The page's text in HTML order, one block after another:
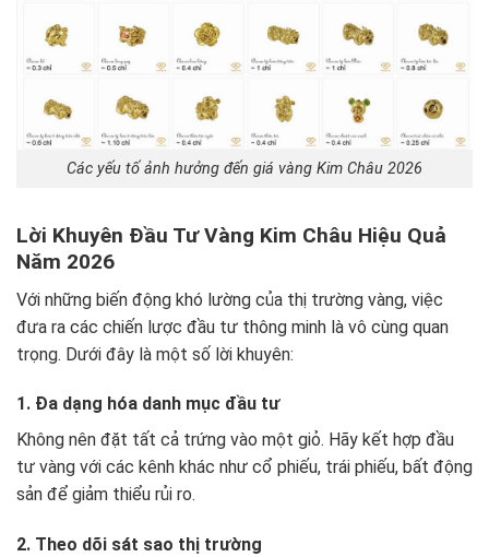
Các yếu tố ảnh hưởng đến giá vàng Kim Châu 2026
Lời Khuyên Đầu Tư Vàng Kim Châu Hiệu Quả
Năm 2026
Với những biến động khó lường của thị trường vàng, việc
đưa ra các chiến lược đầu tư thông minh là vô cùng quan
trọng. Dưới đây là một số lời khuyên:
1. Đa dạng hóa danh mục đầu tư
Không nên đặt tất cả trứng vào một giỏ. Hãy kết hợp đầu
tư vàng với các kênh khác như cổ phiếu, trái phiếu, bất động
sản để giảm thiểu rủi ro.
2. Theo dõi sát sao thị trường